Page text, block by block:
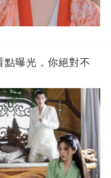
點曝光，你絕對不